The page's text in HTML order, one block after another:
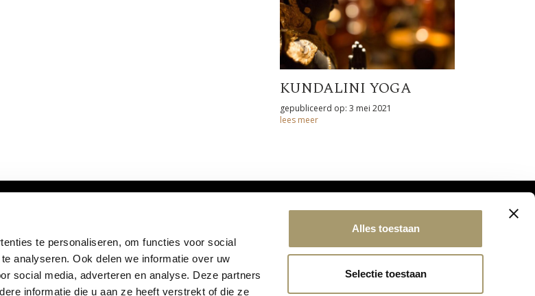
te personaliseren, om functies voor social
analyseren. Ook delen we informatie over uw
social media, adverteren en analyse. Deze partners
informatie die u aan ze heeft verstrekt of die ze
Alles toestaan
Selectie toestaan
KUNDALINI YOGA
gepubliceerd op: 3 mei 2021
lees meer